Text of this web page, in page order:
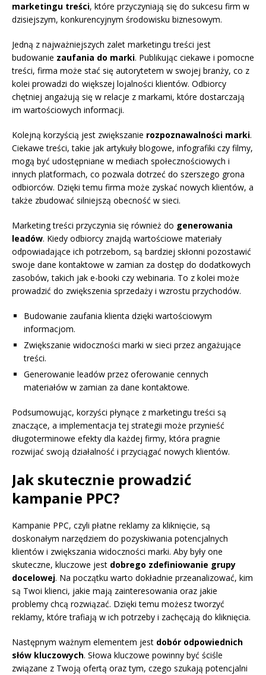
marketingu treści, które przyczyniają się do sukcesu firm w
dzisiejszym, konkurencyjnym środowisku biznesowym.
Jedną z najważniejszych zalet marketingu treści jest
budowanie zaufania do marki. Publikując ciekawe i pomocne
treści, firma może stać się autorytetem w swojej branży, co z
kolei prowadzi do większej lojalności klientów. Odbiorcy
chętniej angażują się w relacje z markami, które dostarczają
im wartościowych informacji.
Kolejną korzyścią jest zwiększanie rozpoznawalności marki.
Ciekawe treści, takie jak artykuły blogowe, infografiki czy filmy,
mogą być udostępniane w mediach społecznościowych i
innych platformach, co pozwala dotrzeć do szerszego grona
odbiorców. Dzięki temu firma może zyskać nowych klientów, a
także zbudować silniejszą obecność w sieci.
Marketing treści przyczynia się również do generowania
leadów. Kiedy odbiorcy znajdą wartościowe materiały
odpowiadające ich potrzebom, są bardziej skłonni pozostawić
swoje dane kontaktowe w zamian za dostęp do dodatkowych
zasobów, takich jak e-booki czy webinaria. To z kolei może
prowadzić do zwiększenia sprzedaży i wzrostu przychodów.
Budowanie zaufania klienta dzięki wartościowym
informacjom.
Zwiększanie widoczności marki w sieci przez angażujące
treści.
Generowanie leadów przez oferowanie cennych
materiałów w zamian za dane kontaktowe.
Podsumowując, korzyści płynące z marketingu treści są
znaczące, a implementacja tej strategii może przynieść
długoterminowe efekty dla każdej firmy, która pragnie
rozwijać swoją działalność i przyciągać nowych klientów.
Jak skutecznie prowadzić
kampanie PPC?
Kampanie PPC, czyli płatne reklamy za kliknięcie, są
doskonałym narzędziem do pozyskiwania potencjalnych
klientów i zwiększania widoczności marki. Aby były one
skuteczne, kluczowe jest dobrego zdefiniowanie grupy
docelowej. Na początku warto dokładnie przeanalizować, kim
są Twoi klienci, jakie mają zainteresowania oraz jakie
problemy chcą rozwiązać. Dzięki temu możesz tworzyć
reklamy, które trafiają w ich potrzeby i zachęcają do kliknięcia.
Następnym ważnym elementem jest dobór odpowiednich
słów kluczowych. Słowa kluczowe powinny być ściśle
związane z Twoją ofertą oraz tym, czego szukają potencjalni